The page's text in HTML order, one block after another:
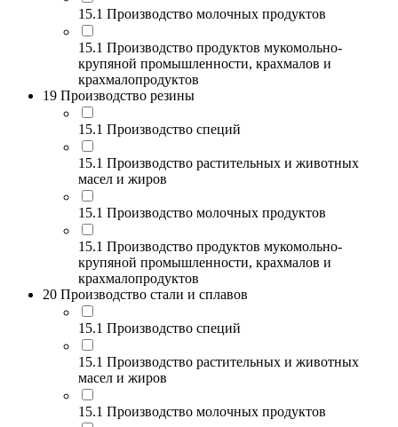
15.1 Производство молочных продуктов
15.1 Производство продуктов мукомольно-
крупяной промышленности, крахмалов и
крахмалопродуктов
19 Производство резины
15.1 Производство специй
15.1 Производство растительных и животных
масел и жиров
15.1 Производство молочных продуктов
15.1 Производство продуктов мукомольно-
крупяной промышленности, крахмалов и
крахмалопродуктов
20 Производство стали и сплавов
15.1 Производство специй
15.1 Производство растительных и животных
масел и жиров
15.1 Производство молочных продуктов